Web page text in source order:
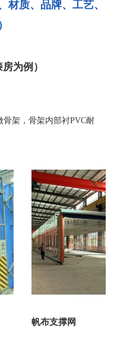
材质、品牌、工艺、
为例）
架，骨架内部衬PVC耐
帆布支撑网